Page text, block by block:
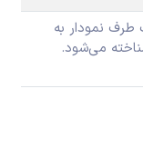
نمودار به
می‌شود.